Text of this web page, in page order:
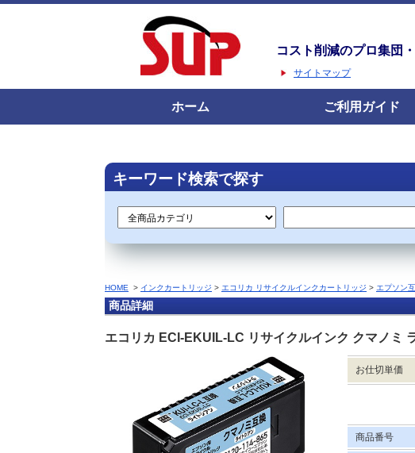
コスト削減のプロ集団
サイトマップ
ホーム ご利用ガイド
キーワード検索で探す
HOME > インクカートリッジ > エコリカ リサイクルインクカートリッジ > エプソン
商品詳細
エコリカ ECI-EKUIL-LC リサイクルインク クマノミ
お仕切単価
商品番号